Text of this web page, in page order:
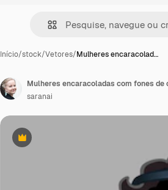
Início/stock/Vetores/Mulheres encaracolad…
Premium
Mulheres encaracoladas com fones
saranai